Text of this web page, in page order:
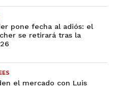
pone fecha al adiós: el
se retirará tras la
el mercado con Luis